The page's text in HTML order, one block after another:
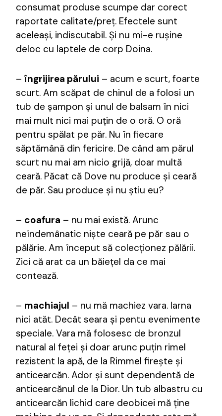
consumat produse scumpe dar corect
raportate calitate/preț. Efectele sunt
aceleași, indiscutabil. Și nu mi-e rușine
deloc cu laptele de corp Doina.
– îngrijirea părului – acum e scurt, foarte
scurt. Am scăpat de chinul de a folosi un
tub de șampon și unul de balsam în nici
mai mult nici mai puțin de o oră. O oră
pentru spălat pe păr. Nu în fiecare
săptămână din fericire. De când am părul
scurt nu mai am nicio grijă, doar multă
ceară. Păcat că Dove nu produce și ceară
de păr. Sau produce și nu știu eu?
– coafura – nu mai există. Arunc
neîndemânatic niște ceară pe păr sau o
pălărie. Am început să colecționez pălării.
Zici că arat ca un băiețel da ce mai
contează.
– machiajul – nu mă machiez vara. Iarna
nici atăt. Decât seara și pentu evenimente
speciale. Vara mă folosesc de bronzul
natural al feței și doar arunc puțin rimel
rezistent la apă, de la Rimmel firește și
anticearcăn. Ador și sunt dependentă de
anticearcănul de la Dior. Un tub albastru cu
anticearcăn lichid care deobicei mă ține